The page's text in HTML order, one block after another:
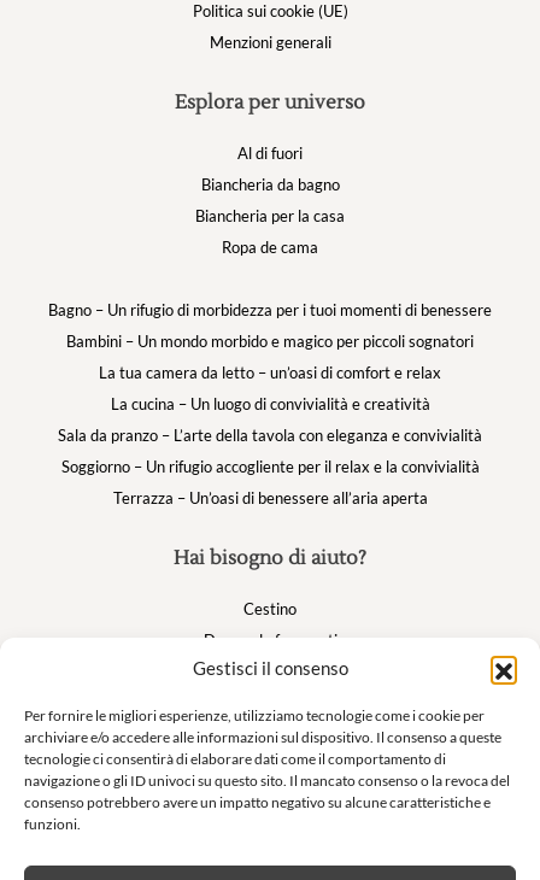
Gestisci il consenso
Per fornire le migliori esperienze, utilizziamo tecnologie come i cookie per
archiviare e/o accedere alle informazioni sul dispositivo. Il consenso a queste
tecnologie ci consentirà di elaborare dati come il comportamento di
navigazione o gli ID univoci su questo sito. Il mancato consenso o la revoca del
consenso potrebbero avere un impatto negativo su alcune caratteristiche e
funzioni.
Hai bisogno di aiuto?
Cestino
Domande frequenti
Il mio account
Suivez nous
Politica sui cookie (UE)
Menzioni generali
Esplora per universo
Al di fuori
Biancheria da bagno
Biancheria per la casa
Ropa de cama
Bagno – Un rifugio di morbidezza per i tuoi momenti di benessere
Bambini – Un mondo morbido e magico per piccoli sognatori
La tua camera da letto – un’oasi di comfort e relax
La cucina – Un luogo di convivialità e creatività
Sala da pranzo – L’arte della tavola con eleganza e convivialità
Soggiorno – Un rifugio accogliente per il relax e la convivialità
Terrazza – Un’oasi di benessere all’aria aperta